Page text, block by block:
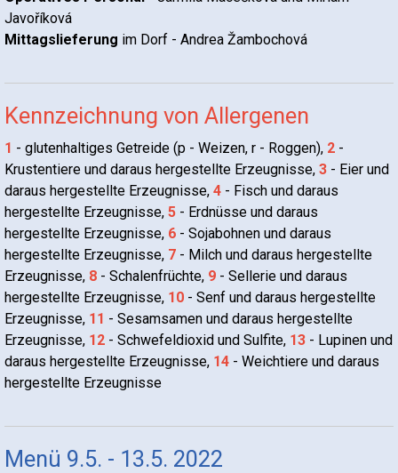
Javoříková
Mittagslieferung im Dorf - Andrea Žambochová
Kennzeichnung von Allergenen
1 - glutenhaltiges Getreide (p - Weizen, r - Roggen), 2 -
Krustentiere und daraus hergestellte Erzeugnisse, 3 - Eier und
daraus hergestellte Erzeugnisse, 4 - Fisch und daraus
hergestellte Erzeugnisse, 5 - Erdnüsse und daraus
hergestellte Erzeugnisse, 6 - Sojabohnen und daraus
hergestellte Erzeugnisse, 7 - Milch und daraus hergestellte
Erzeugnisse, 8 - Schalenfrüchte, 9 - Sellerie und daraus
hergestellte Erzeugnisse, 10 - Senf und daraus hergestellte
Erzeugnisse, 11 - Sesamsamen und daraus hergestellte
Erzeugnisse, 12 - Schwefeldioxid und Sulfite, 13 - Lupinen und
daraus hergestellte Erzeugnisse, 14 - Weichtiere und daraus
hergestellte Erzeugnisse
Menü 9.5. - 13.5. 2022